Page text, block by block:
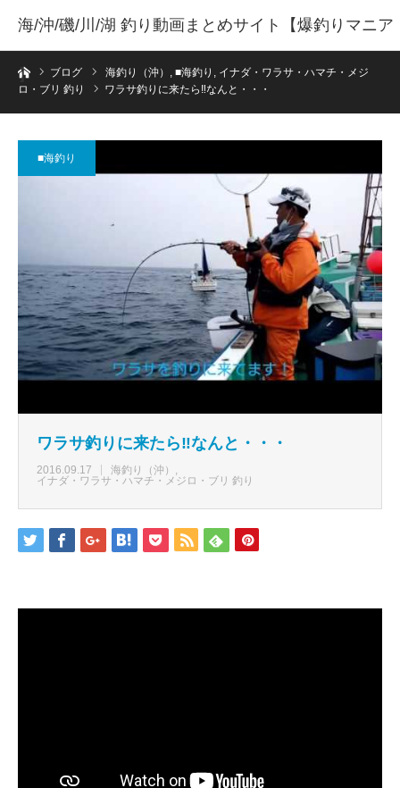
海/沖/磯/川/湖 釣り動画まとめサイト【爆釣りマニア
】ホームブログ 海釣り（沖） , ■海釣り , イナダ・ワラサ・ハマチ・メジ
ロ・ブリ 釣り
ワラサ釣りに来たら‼なんと・・・
■海釣り
ワラサ釣りに来たら‼なんと・・・
2016.09.17
海釣り（沖）
イナダ・ワラサ・ハマチ・メジロ・ブリ 釣り